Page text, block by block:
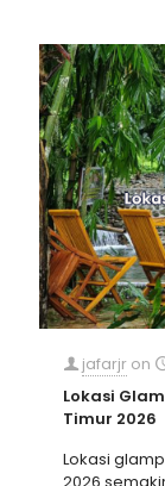
jafarjr on
Lokasi
Timur 2026
Lokasi